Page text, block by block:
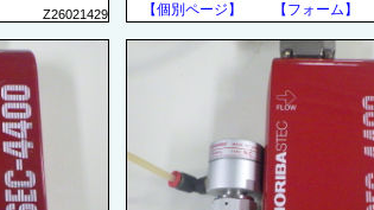
Z26021429
【個別ページ】
【フォーム】